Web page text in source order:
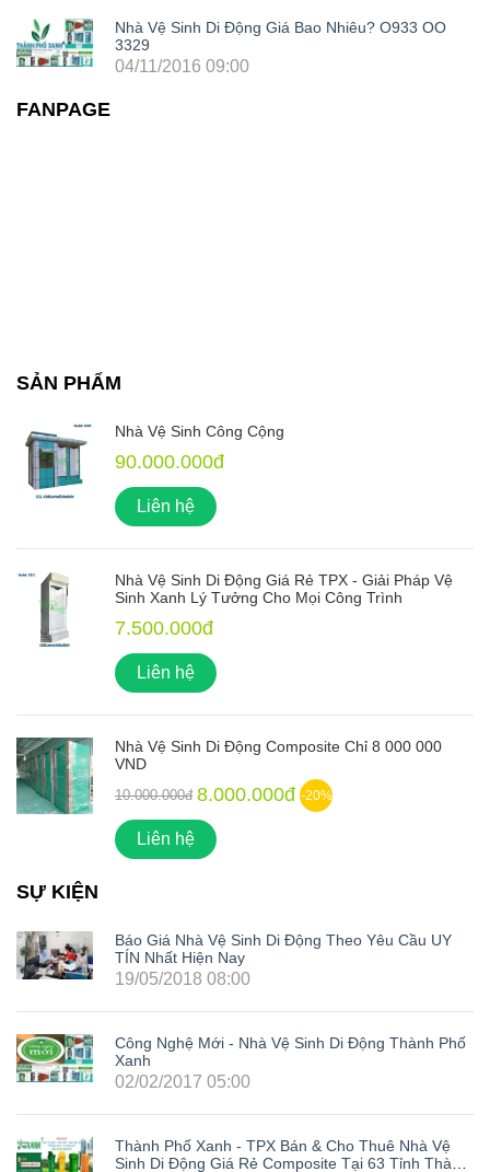
Nhà Vệ Sinh Di Động Giá Bao Nhiêu? O933 OO
3329
04/11/2016 09:00
FANPAGE
SẢN PHẨM
Nhà Vệ Sinh Công Cộng
90.000.000đ
Liên hệ
Nhà Vệ Sinh Di Động Giá Rẻ TPX - Giải Pháp Vệ
Sinh Xanh Lý Tưởng Cho Mọi Công Trình
7.500.000đ
Liên hệ
Nhà Vệ Sinh Di Động Composite Chỉ 8 000 000
VND
10.000.000đ 8.000.000đ -20%
Liên hệ
SỰ KIỆN
Báo Giá Nhà Vệ Sinh Di Động Theo Yêu Cầu UY
TÍN Nhất Hiện Nay
19/05/2018 08:00
Công Nghệ Mới - Nhà Vệ Sinh Di Động Thành Phố
Xanh
02/02/2017 05:00
Thành Phố Xanh - TPX Bán & Cho Thuê Nhà Vệ
Sinh Di Động Giá Rẻ Composite Tại 63 Tỉnh Thành